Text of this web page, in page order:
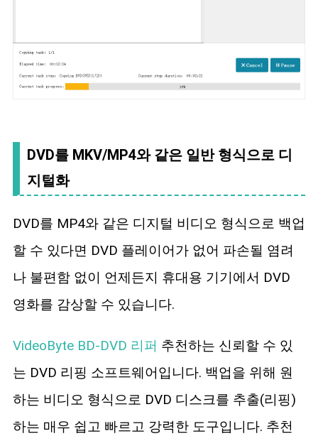
DVD를 MKV/MP4와 같은 일반 형식으로 디
지털화
DVD를 MP4와 같은 디지털 비디오 형식으로 백업
할 수 있다면 DVD 플레이어가 없어 파손될 염려
나 불편함 없이 언제든지 휴대용 기기에서 DVD
영화를 감상할 수 있습니다.
VideoByte BD-DVD 리퍼 추천하는 신뢰할 수 있
는 DVD 리핑 소프트웨어입니다. 백업을 위해 원
하는 비디오 형식으로 DVD 디스크를 추출(리핑)
하는 매우 쉽고 빠르고 강력한 도구입니다. 추천